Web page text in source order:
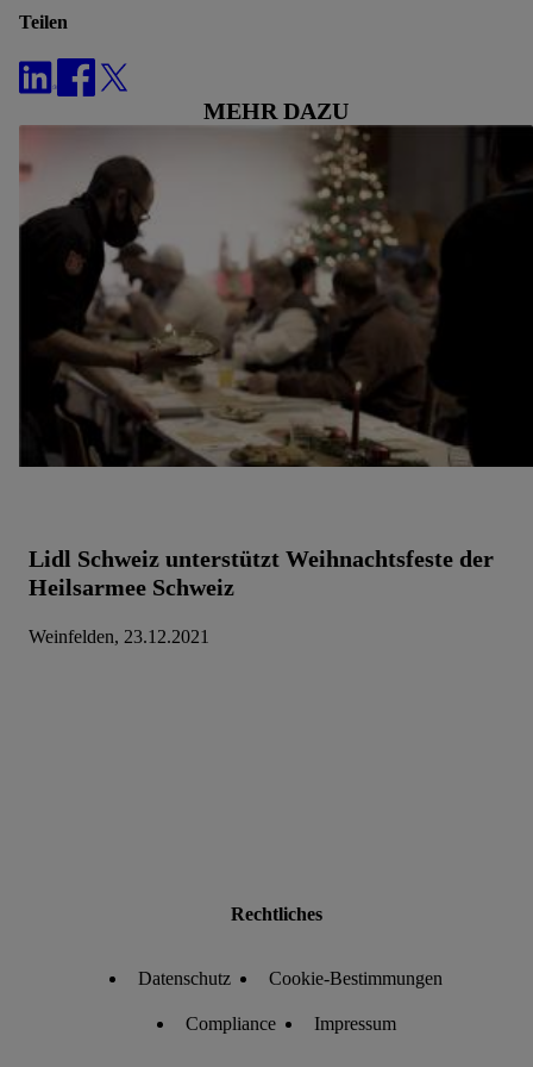
Teilen
MEHR DAZU
Lidl Schweiz unterstützt Weihnachtsfeste der
Heilsarmee Schweiz
Weinfelden, 23.12.2021
Rechtliches
Datenschutz Cookie-Bestimmungen
Compliance Impressum
„Zustimmen“ stimmst du allen Verarbeitungen zu sämtlichen
Speicherdauer der Daten und zu deinem Recht, deine
Einwilligung jederzeit mit Wirkung für die Zukunft zu
widerrufen, findest du in unserenDatenschutzbestimmungen.
Die Impressen findest du hier.